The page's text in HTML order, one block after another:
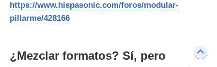
https://www.hispasonic.com/foros/modular-
pillarme/428166
¿Mezclar formatos? Sí, pero